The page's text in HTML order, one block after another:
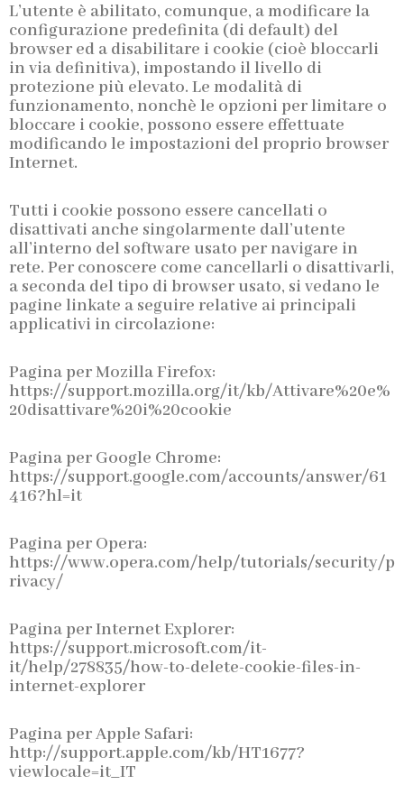
L’utente è abilitato, comunque, a modificare la
configurazione predefinita (di default) del
browser ed a disabilitare i cookie (cioè bloccarli
in via definitiva), impostando il livello di
protezione più elevato. Le modalità di
funzionamento, nonchè le opzioni per limitare o
bloccare i cookie, possono essere effettuate
modificando le impostazioni del proprio browser
Internet.
Tutti i cookie possono essere cancellati o
disattivati anche singolarmente dall’utente
all’interno del software usato per navigare in
rete. Per conoscere come cancellarli o disattivarli,
a seconda del tipo di browser usato, si vedano le
pagine linkate a seguire relative ai principali
applicativi in circolazione:
Pagina per Mozilla Firefox:
https://support.mozilla.org/it/kb/Attivare%20e%
20disattivare%20i%20cookie
Pagina per Google Chrome:
https://support.google.com/accounts/answer/61
416?hl=it
Pagina per Opera:
https://www.opera.com/help/tutorials/security/p
rivacy/
Pagina per Internet Explorer:
https://support.microsoft.com/it-
it/help/278835/how-to-delete-cookie-files-in-
internet-explorer
Pagina per Apple Safari:
http://support.apple.com/kb/HT1677?
viewlocale=it_IT